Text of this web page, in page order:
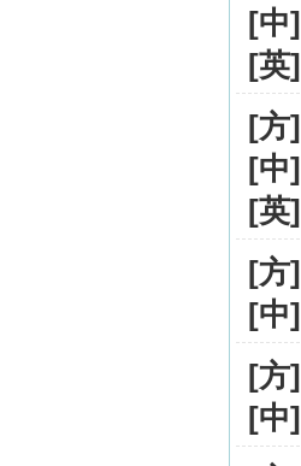
[中]
[英]
[方]
[中]
[英]
[方]
[中]
[方]
[中]